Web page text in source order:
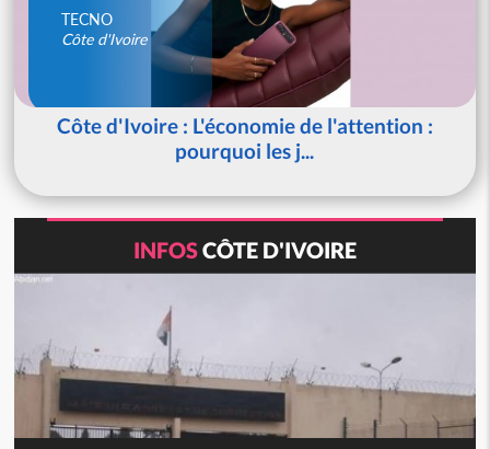
TECNO
Côte d'Ivoire
Côte d'Ivoire : L'économie de l'attention :
pourquoi les j...
INFOSCÔTE D'IVOIRE